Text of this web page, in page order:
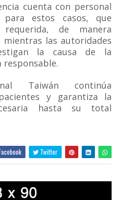
cuenta con personal
para estos casos, que
de manera
las autoridades
la causa de la
responsable.
Taiwán continúa
y garantiza la
hasta su total
Twitter